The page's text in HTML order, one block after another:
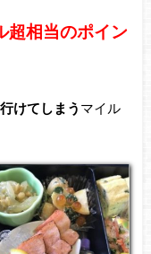
超相当のポイン
けてしまう マイル